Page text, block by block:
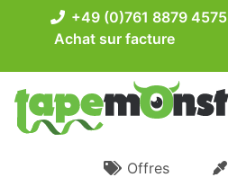
+49 (0)761 8879 4575
Achat sur facture
Offres